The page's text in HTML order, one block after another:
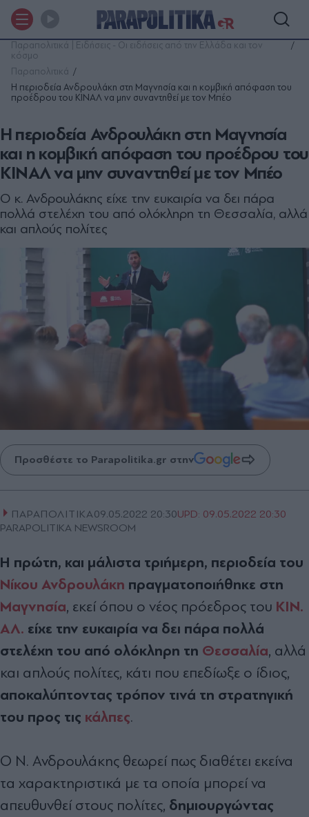
Παραπολιτικά | Ειδήσεις - Οι ειδήσεις από την Ελλάδα και τον
κόσμο
Παραπολιτικά
Η περιοδεία Ανδρουλάκη στη Μαγνησία και η κομβική απόφαση του
προέδρου του ΚΙΝΑΛ να μην συναντηθεί με τον Μπέο
Η περιοδεία Ανδρουλάκη στη Μαγνησία
και η κομβική απόφαση του προέδρου του
ΚΙΝΑΛ να μην συναντηθεί με τον Μπέο
Ο κ. Ανδρουλάκης είχε την ευκαιρία να δει πάρα
πολλά στελέχη του από ολόκληρη τη Θεσσαλία, αλλά
και απλούς πολίτες
Προσθέστε το Parapolitika.gr στην
ΠΑΡΑΠΟΛΙΤΙΚΑ09.05.2022 20:30UPD: 09.05.2022 20:30
PARAPOLITIKA NEWSROOM
Η πρώτη, και μάλιστα τριήμερη, περιοδεία του
Νίκου Ανδρουλάκη πραγματοποιήθηκε στη
Μαγνησία, εκεί όπου ο νέος πρόεδρος του ΚΙΝ.
ΑΛ. είχε την ευκαιρία να δει πάρα πολλά
στελέχη του από ολόκληρη τη Θεσσαλία, αλλά
και απλούς πολίτες, κάτι που επεδίωξε ο ίδιος,
αποκαλύπτοντας τρόπον τινά τη στρατηγική
του προς τις κάλπες.
Ο Ν. Ανδρουλάκης θεωρεί πως διαθέτει εκείνα
τα χαρακτηριστικά με τα οποία μπορεί να
απευθυνθεί στους πολίτες, δημιουργώντας